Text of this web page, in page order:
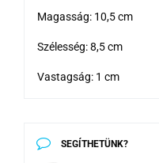
Magasság: 10,5 cm
Szélesség: 8,5 cm
Vastagság: 1 cm
SEGÍTHETÜNK?